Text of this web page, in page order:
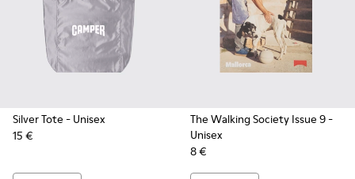
Silver Tote - Unisex
15 €
The Walking Society Issue 9-
Unisex
8 €